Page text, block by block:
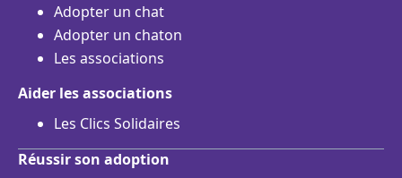
Adopter un chat
Adopter un chaton
Les associations
Aider les associations
Les Clics Solidaires
Réussir son adoption